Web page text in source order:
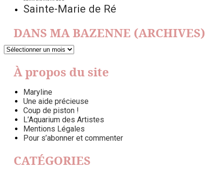
Sainte-Marie de Ré
DANS MA BAZENNE (ARCHIVES)
DANS
BAZENNE
(ARCHIVES)
À propos du site
Maryline
Une aide précieuse
Coup de piston !
L’Aquarium des Artistes
Mentions Légales
Pour s’abonner et commenter
CATÉGORIES